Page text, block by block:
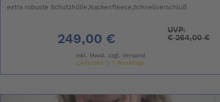
extra robuste Schutzhülle,Nackenfleece,Schnellverschluß
249,00 €
UVP:
€264,00 €
inkl. Mwst. zzgl. Versand
Lieferzeit 3-7 Werktage